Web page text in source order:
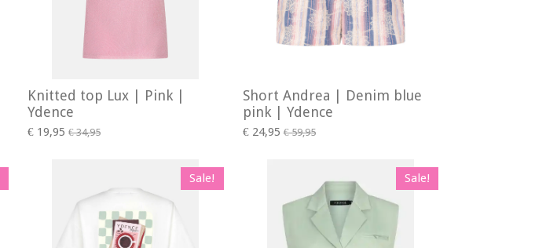
Knitted top Lux | Pink |
Ydence
€ 19,95 € 34,95
Short Andrea | Denim blue
pink | Ydence
€ 24,95 € 59,95
Sale! Sale!